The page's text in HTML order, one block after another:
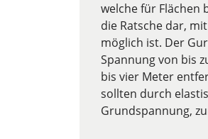
welche für Flächen
die Ratsche dar,
möglich ist. Der
Spannung von bis
bis vier Meter
sollten durch
Grundspannung,